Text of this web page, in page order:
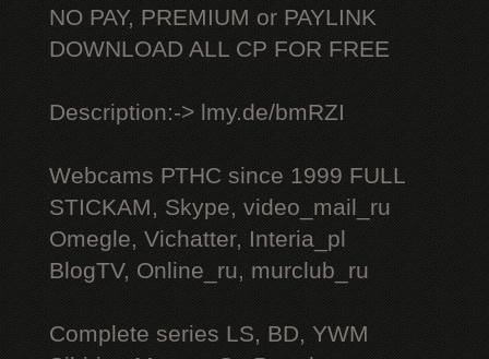
NO PAY, PREMIUM or PAYLINK
DOWNLOAD ALL СР FOR FREE
Description:-> lmy.de/bmRZI
Webcams РТНС since 1999 FULL
STICKAM, Skype, video_mail_ru
Omegle, Vichatter, Interia_pl
BlogTV, Online_ru, murclub_ru
Complete series LS, BD, YWM